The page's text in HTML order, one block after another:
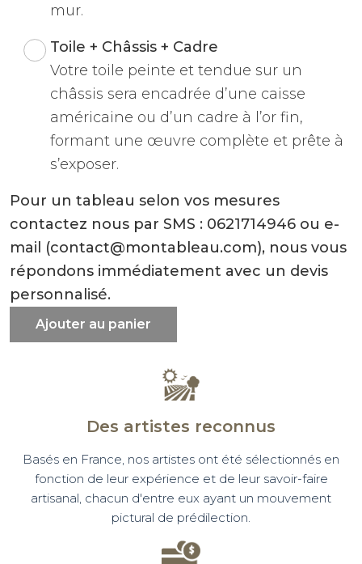
mur.
Toile + Châssis + Cadre
Votre toile peinte et tendue sur un
châssis sera encadrée d’une caisse
américaine ou d’un cadre à l’or fin,
formant une œuvre complète et prête à
s’exposer.
Pour un tableau selon vos mesures
contactez nous par SMS : 0621714946 ou e-
mail (contact@montableau.com), nous vous
répondons immédiatement avec un devis
personnalisé.
Ajouter au panier
Des artistes reconnus
Basés en France, nos artistes ont été sélectionnés en
fonction de leur expérience et de leur savoir-faire
artisanal, chacun d'entre eux ayant un mouvement
pictural de prédilection.